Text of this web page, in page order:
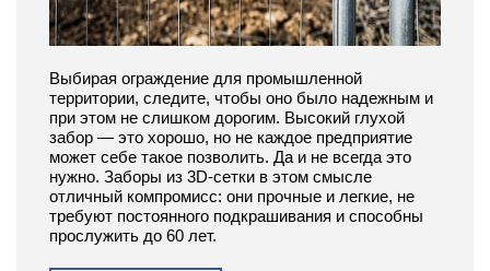
Выбирая ограждение для промышленной
территории, следите, чтобы оно было надежным и
при этом не слишком дорогим. Высокий глухой
забор — это хорошо, но не каждое предприятие
может себе такое позволить. Да и не всегда это
нужно. Заборы из 3D-сетки в этом смысле
отличный компромисс: они прочные и легкие, не
требуют постоянного подкрашивания и способны
прослужить до 60 лет.